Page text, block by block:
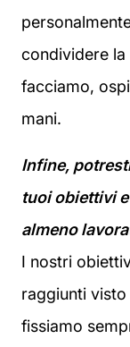
condividere la
facciamo,
mani.
Infine,
tuoi obiettivi
almeno
I nostri
raggiunti
fissiamo